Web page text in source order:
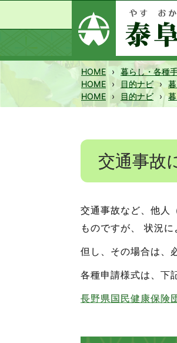
HOME › 暮らし・各種
HOME
› 目的ナビ ›
HOME
› 目的ナビ ›
交通事故
交通事故など、他人
ものですが、 状況
但し、その場合は、
各種申請様式は、下
長野県国民健康保険